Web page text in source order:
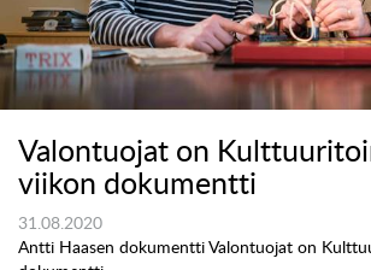
Valontuojat on
viikon dokumentti
31.08.2020
Antti Haasen dokumentti Valontuojat on